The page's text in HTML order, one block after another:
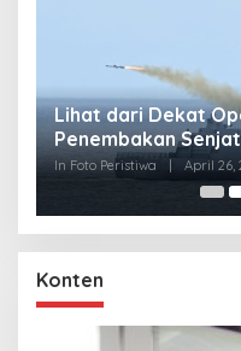
Lihat dari Dekat
Penembakan
In Foto Peristiwa April 26,
Konten